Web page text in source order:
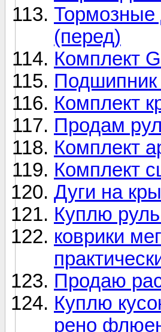
Тормозные
(перед)
Комплект
Комплект
Продам
Комплект
Комплект
Дуги на
Куплю руль
коврики
Продаю
Куплю
рено